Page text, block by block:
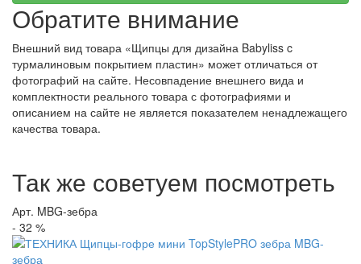
Обратите внимание
Внешний вид товара «Щипцы для дизайна Babyliss c
турмалиновым покрытием пластин» может отличаться от
фотографий на сайте. Несовпадение внешнего вида и
комплектности реального товара с фотографиями и
описанием на сайте не является показателем ненадлежащего
качества товара.
Так же советуем посмотреть
Арт. MBG-зебра
- 32 %